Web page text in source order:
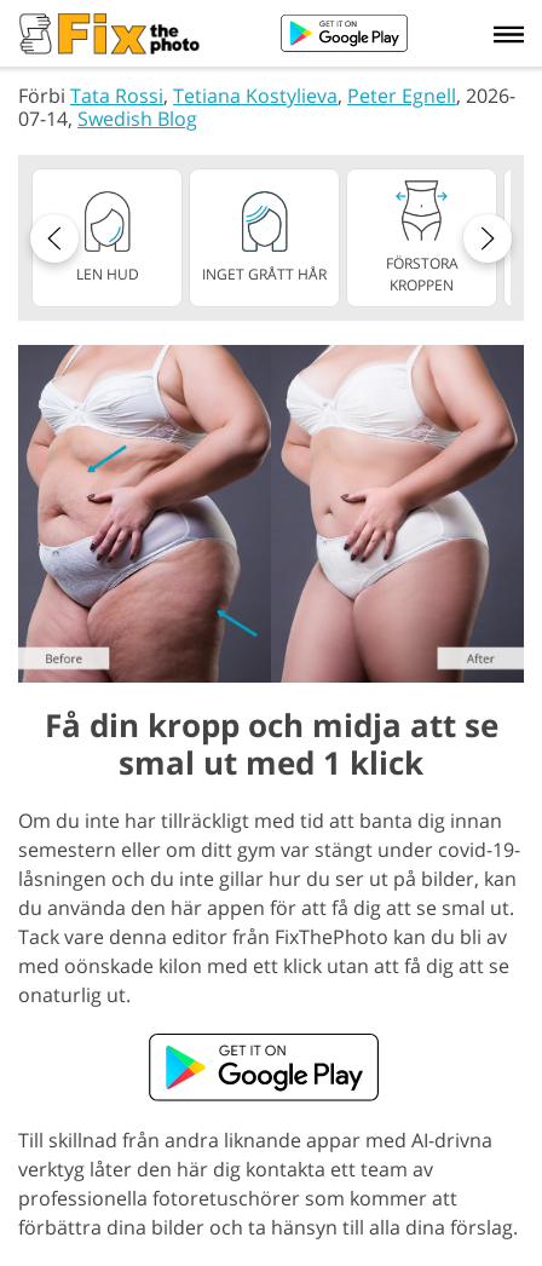
Förbi Tata Rossi, Tetiana Kostylieva, Peter Egnell, 2026-
07-14, Swedish Blog
LEN HUD INGET GRÅTT HÅR
FÖRSTORA
KROPPEN
Få din kropp och midja att se
smal ut med 1 klick
Om du inte har tillräckligt med tid att banta dig innan
semestern eller om ditt gym var stängt under covid-19-
låsningen och du inte gillar hur du ser ut på bilder, kan
du använda den här appen för att få dig att se smal ut.
Tack vare denna editor från FixThePhoto kan du bli av
med oönskade kilon med ett klick utan att få dig att se
onaturlig ut.
Till skillnad från andra liknande appar med AI-drivna
verktyg låter den här dig kontakta ett team av
professionella fotoretuschörer som kommer att
förbättra dina bilder och ta hänsyn till alla dina förslag.